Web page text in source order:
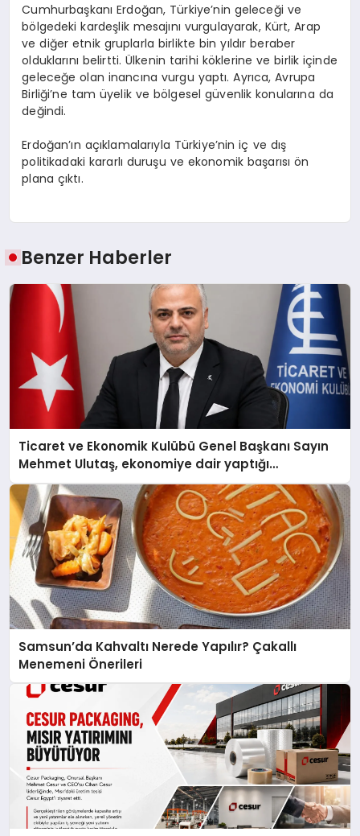
Cumhurbaşkanı Erdoğan, Türkiye’nin geleceği ve
bölgedeki kardeşlik mesajını vurgulayarak, Kürt, Arap
ve diğer etnik gruplarla birlikte bin yıldır beraber
olduklarını belirtti. Ülkenin tarihi köklerine ve birlik içinde
geleceğe olan inancına vurgu yaptı. Ayrıca, Avrupa
Birliği’ne tam üyelik ve bölgesel güvenlik konularına da
değindi.
Erdoğan’ın açıklamalarıyla Türkiye’nin iç ve dış
politikadaki kararlı duruşu ve ekonomik başarısı ön
plana çıktı.
Benzer Haberler
Ticaret ve Ekonomik Kulübü Genel Başkanı Sayın
Mehmet Ulutaş, ekonomiye dair yaptığı
açıklamada şunları kaydetti:
Samsun’da Kahvaltı Nerede Yapılır? Çakallı
Menemeni Önerileri